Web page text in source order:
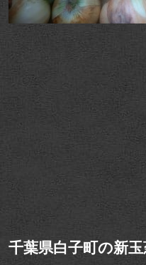
千葉県白子町の新